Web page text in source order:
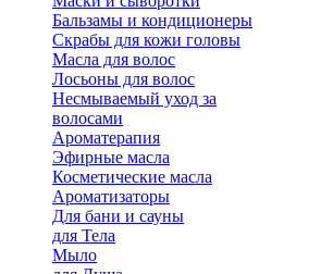
Бальзамы и кондиционеры
Скрабы для кожи головы
Масла для волос
Лосьоны для волос
Несмываемый уход за
волосами
Ароматерапия
Эфирные масла
Косметические масла
Ароматизаторы
Для бани и сауны
для Тела
Мыло